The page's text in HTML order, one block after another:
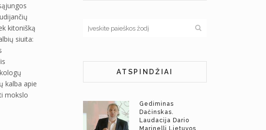
kitonišką
siuita:
kalba apie
mokslo
ATSPINDŽIAI
Gediminas
Dačinskas.
Laudacija Dario
Marinelli Lietuvos